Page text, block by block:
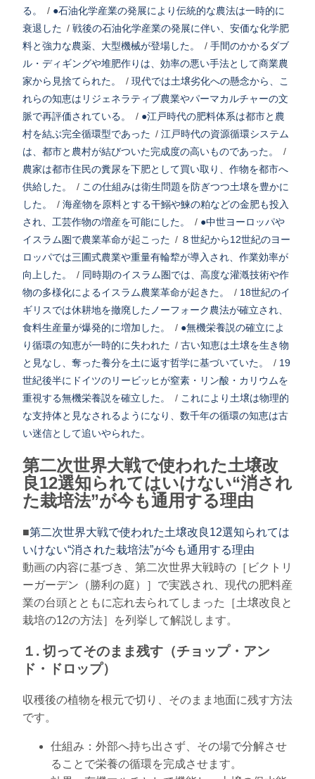
る。
/ ●石油化学産業の発展により伝統的な農法は一時的に
衰退した / 戦後の石油化学産業の発展に伴い、安価な化学肥
料と強力な農薬、大型機械が登場した。
/ 手間のかかるダブ
ル・ディギングや堆肥作りは、効率の悪い手法として商業農
家から見捨てられた。
/ 現代では土壌劣化への懸念から、こ
れらの知恵はリジェネラティブ農業やパーマカルチャーの文
脈で再評価されている。
/ ●江戸時代の肥料体系は都市と農
村を結ぶ完全循環型であった / 江戸時代の資源循環システム
は、都市と農村が結びついた完成度の高いものであった。
/
農家は都市住民の糞尿を下肥として買い取り、作物を都市へ
供給した。
/ この仕組みは衛生問題を防ぎつつ土壌を豊かに
した。
/ 海産物を原料とする干鰯や鰊の粕などの金肥も投入
され、工芸作物の増産を可能にした。
/ ●中世ヨーロッパや
イスラム圏で農業革命が起こった / ８世紀から12世紀のヨー
ロッパでは三圃式農業や重量有輪犂が導入され、作業効率が
向上した。
/ 同時期のイスラム圏では、高度な灌漑技術や作
物の多様化によるイスラム農業革命が起きた。
/ 18世紀のイ
ギリスでは休耕地を撤廃したノーフォーク農法が確立され、
食料生産量が爆発的に増加した。
/ ●無機栄養説の確立によ
り循環の知恵が一時的に失われた / 古い知恵は土壌を生き物
と見なし、奪った養分を土に返す哲学に基づいていた。
/ 19
世紀後半にドイツのリービッヒが窒素・リン酸・カリウムを
重視する無機栄養説を確立した。
/ これにより土壌は物理的
な支持体と見なされるようになり、数千年の循環の知恵は古
い迷信として追いやられた。
第二次世界大戦で使われた土壌改
良12選知られてはいけない“消され
た栽培法”が今も通用する理由
■第二次世界大戦で使われた土壌改良12選知られては
いけない“消された栽培法”が今も通用する理由
動画の内容に基づき、第二次世界大戦時の［ビクトリ
ーガーデン（勝利の庭）］で実践され、現代の肥料産
業の台頭とともに忘れ去られてしまった［土壌改良と
栽培の12の方法］を列挙して解説します。
１. 切ってそのまま残す（チョップ・アン
ド・ドロップ）
収穫後の植物を根元で切り、そのまま地面に残す方法
です。
仕組み：外部へ持ち出さず、その場で分解させ
ることで栄養の循環を完成させます。